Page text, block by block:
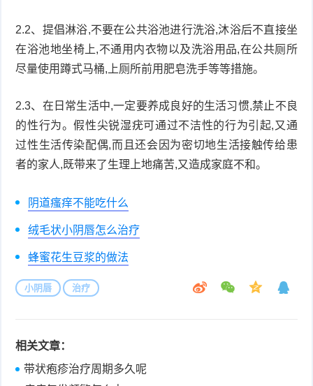
2.2、提倡淋浴,不要在公共浴池进行洗浴,沐浴后不直接坐
在浴池地坐椅上,不通用内衣物以及洗浴用品,在公共厕所
尽量使用蹲式马桶,上厕所前用肥皂洗手等等措施。
2.3、在日常生活中,一定要养成良好的生活习惯,禁止不良
的性行为。假性尖锐湿疣可通过不洁性的行为引起,又通
过性生活传染配偶,而且还会因为密切地生活接触传给患
者的家人,既带来了生理上地痛苦,又造成家庭不和。
阴道瘙痒不能吃什么
绒毛状小阴唇怎么治疗
蜂蜜花生豆浆的做法
小阴唇 治疗
相关文章：
带状疱疹治疗周期多久呢